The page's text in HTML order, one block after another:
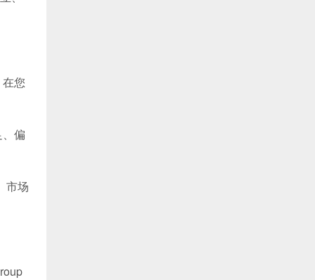
您
偏
市场